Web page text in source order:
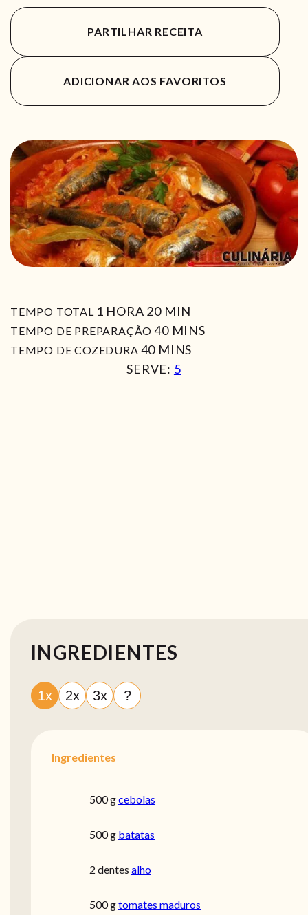
PARTILHAR RECEITA
ADICIONAR AOS FAVORITOS
TEMPO TOTAL 1 HORA
HORA 20MIN
MIN
TEMPO DE PREPARAÇÃO 40MIN
MINS
TEMPO DE COZEDURA 40MIN
MINS
SERVE: 5
INGREDIENTES
1x 2x 3x ?
Ingredientes
500 gcebolas
500 g batatas
2 dentes alho
500 gtomates maduros